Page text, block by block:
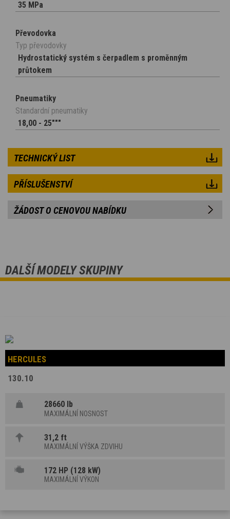
35 MPa
Převodovka
Typ převodovky
Hydrostatický systém s čerpadlem s proměnným
průtokem
Pneumatiky
Standardní pneumatiky
18,00 - 25"""
TECHNICKÝ LIST
PŘÍSLUŠENSTVÍ
ŽÁDOST O CENOVOU NABÍDKU
DALŠÍ MODELY SKUPINY
HERCULES
130.10
28660 lb
MAXIMÁLNÍ NOSNOST
31,2 ft
MAXIMÁLNÍ VÝŠKA ZDVIHU
172 HP (128 kW)
MAXIMÁLNÍ VÝKON